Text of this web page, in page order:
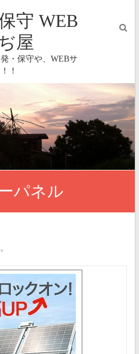
守 WEB
屋
・保守や、WEBサ
！
パネル